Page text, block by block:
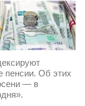
пенсии. Об этих
— в